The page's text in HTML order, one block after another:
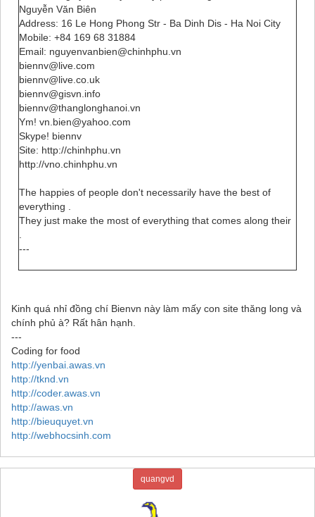
Nguyễn Văn Biên
Address: 16 Le Hong Phong Str - Ba Dinh Dis - Ha Noi City
Mobile: +84 169 68 31884
Email: nguyenvanbien@chinhphu.vn
biennv@live.com
biennv@live.co.uk
biennv@gisvn.info
biennv@thanglonghanoi.vn
Ym! vn.bien@yahoo.com
Skype! biennv
Site: http://chinhphu.vn
http://vno.chinhphu.vn
The happies of people don't necessarily have the best of
everything .
They just make the most of everything that comes along their
---
Kinh quá nhỉ đồng chí Bienvn này làm mấy con site thăng long và
chính phủ à? Rất hân hạnh.
---
Coding for food
http://yenbai.awas.vn
http://tknd.vn
http://coder.awas.vn
http://awas.vn
http://bieuquyet.vn
http://webhocsinh.com
quangvd